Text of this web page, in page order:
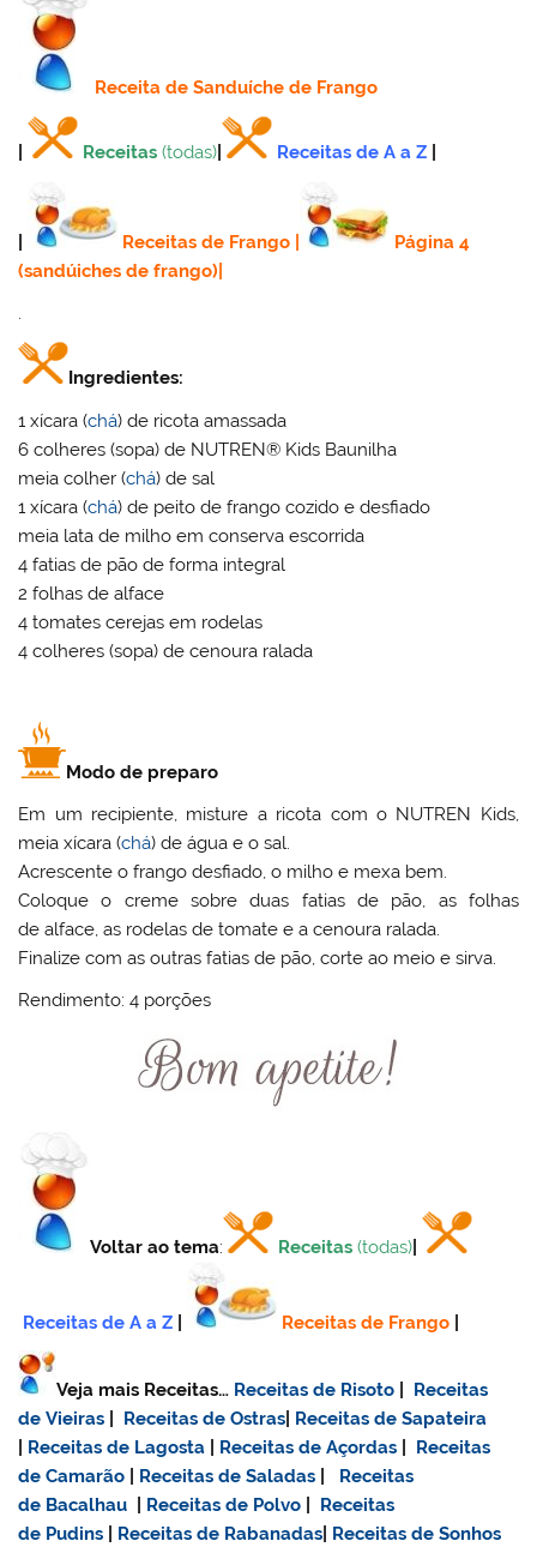
Receitade Sanduíche de Frango
Receitas (todas) Receitas de A a Z
Receitas de Frango
Página 4
(sandúiches de frango)
.
Ingredientes:
1 xícara (chá) de ricota amassada
6 colheres (sopa) de NUTREN® Kids Baunilha
meia colher (chá) de sal
1 xícara (chá) de peito de frango cozido e desfiado
meia lata de milho em conserva escorrida
4 fatias de pão de forma integral
2 folhas de alface
4 tomates cerejas em rodelas
4 colheres (sopa) de cenoura ralada
Modo de preparo
Em um recipiente, misture a ricota com o NUTREN Kids,
meia xícara (chá) de água e o sal.
Acrescente o frango desfiado, o milho e mexa bem.
Coloque o creme sobre duas fatias de pão, as folhas
de alface, as rodelas de tomate e a cenoura ralada.
Finalize com as outras fatias de pão, corte ao meio e sirva.
Rendimento: 4 porções
Voltar ao tema: Receitas (todas)
Receitas de A a Z Receitas de Frango
Veja mais Receitas… Receitas de Risoto
Receitas
de Vieiras
Receitas de Ostras Receitas de Sapateira
Receitas de Lagosta Receitas de Açordas
Receitas
de Camarão
Receitas de Saladas
Receitas
de Bacalhau
Receitas de Polvo
Receitas
de Pudins
Receitas de Rabanadas Receitas de Sonhos